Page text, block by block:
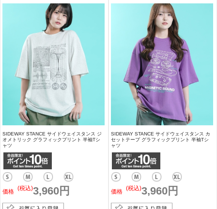
SIDEWAY STANCE サイドウェイスタンス ジ
オメトリック グラフィックプリント 半袖Tシ
ャツ
価格 3,960円
(税込)
SIDEWAY STANCE サイドウェイスタンス カ
セットテープ グラフィックプリント 半袖Tシ
ャツ
価格 3,960円
(税込)